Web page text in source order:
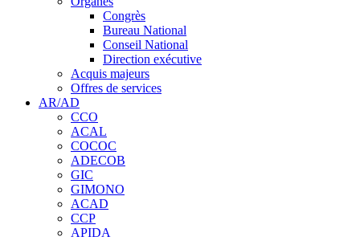
Congrès
Bureau National
Conseil National
Direction exécutive
Acquis majeurs
Offres de services
AR/AD
CCO
ACAL
COCOC
ADECOB
GIC
GIMONO
ACAD
CCP
APIDA